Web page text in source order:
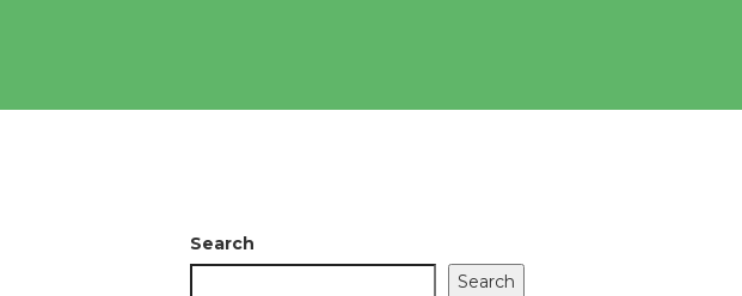
Search
Search